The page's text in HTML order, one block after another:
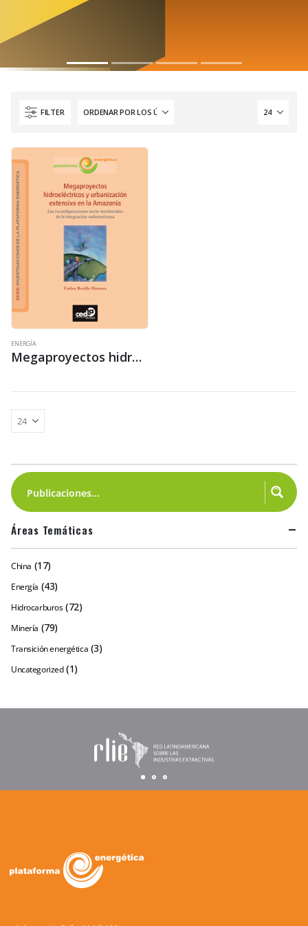
FILTER
ENERGÍA
Megaproyectos hidroeléctricos y urbanización extensiva en la Amazonía
Áreas Temáticas
China (17)
Energía (43)
Hidrocarburos (72)
Minería (79)
Transición energética (3)
Uncategorized (1)